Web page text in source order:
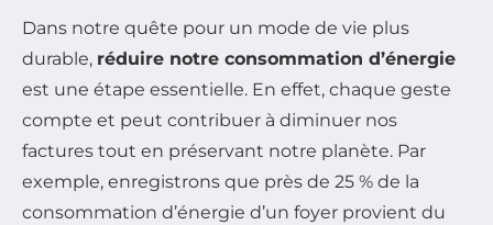
Dans notre quête pour un mode de vie plus
durable, réduire notre consommation d’énergie
est une étape essentielle. En effet, chaque geste
compte et peut contribuer à diminuer nos
factures tout en préservant notre planète. Par
exemple, enregistrons que près de 25 % de la
consommation d’énergie d’un foyer provient du